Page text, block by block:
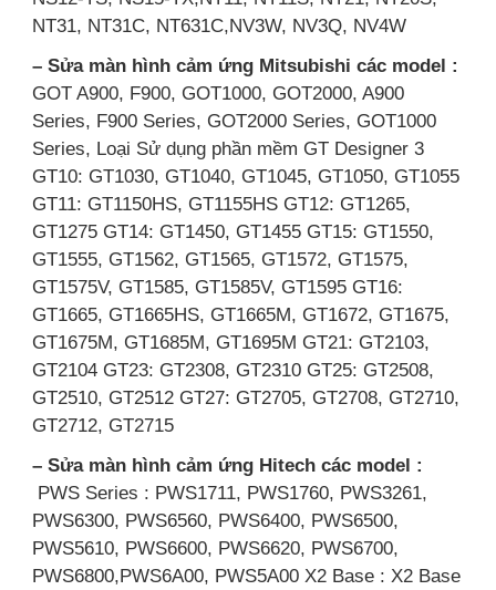
NT31, NT31C, NT631C,NV3W, NV3Q, NV4W
– Sửa màn hình cảm ứng Mitsubishi các model :
GOT A900, F900, GOT1000, GOT2000, A900
Series, F900 Series, GOT2000 Series, GOT1000
Series, Loại Sử dụng phần mềm GT Designer 3
GT10: GT1030, GT1040, GT1045, GT1050, GT1055
GT11: GT1150HS, GT1155HS GT12: GT1265,
GT1275 GT14: GT1450, GT1455 GT15: GT1550,
GT1555, GT1562, GT1565, GT1572, GT1575,
GT1575V, GT1585, GT1585V, GT1595 GT16:
GT1665, GT1665HS, GT1665M, GT1672, GT1675,
GT1675M, GT1685M, GT1695M GT21: GT2103,
GT2104 GT23: GT2308, GT2310 GT25: GT2508,
GT2510, GT2512 GT27: GT2705, GT2708, GT2710,
GT2712, GT2715
– Sửa màn hình cảm ứng Hitech các model :
PWS Series : PWS1711, PWS1760, PWS3261,
PWS6300, PWS6560, PWS6400, PWS6500,
PWS5610, PWS6600, PWS6620, PWS6700,
PWS6800,PWS6A00, PWS5A00 X2 Base : X2 Base